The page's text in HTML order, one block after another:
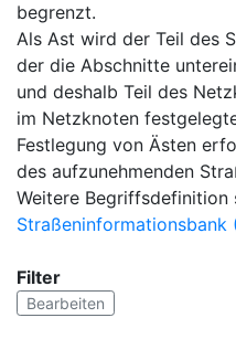
begrenzt.
Als Ast wird der Teil des
der die Abschnitte
und deshalb Teil des
im Netzknoten
Festlegung von Ästen
des aufzunehmenden
Weitere Begriffsdefinition
Straßeninformationsbank
Filter
Bearbeiten